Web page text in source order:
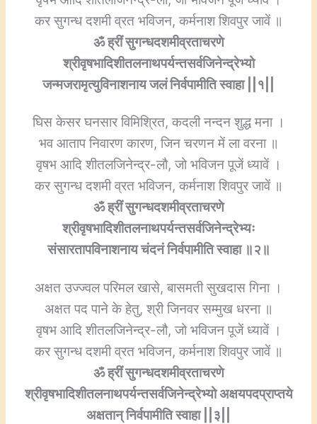
कर सुगन्ध दशमी व्रत भविजन, कर्मनाश शिवपुर जावें ॥
ॐ ह्रीं सुगन्धदशमीव्रताचरणे
श्रीवृषभादिशीतलनाथपर्यन्तसर्वजिनेन्द्रेभ्यो
जन्मजरामृत्युविनाशनाय जलं निर्वपामीति स्वाहा ||१||
घिस केसर घनसार विमिश्रित, कदली नन्दन शुद्ध मना ।
भव आताप निवारण कारण, जिन चरणन में ला वरना ॥
वृषभ आदि शीतलजिनेन्द्र-लौ, जो भविजन पूजें ध्यावें ।
कर सुगन्ध दशमी व्रत भविजन, कर्मनाश शिवपुर जावें ॥
ॐ ह्रीं सुगन्धदशमीव्रताचरणे
श्रीवृषभादिशीतलनाथपर्यन्तसर्वजिनेन्द्रेभ्यः
संसारतापविनाशनाय चंदनं निर्वपामीति स्वाहा ॥२॥
अक्षत उज्ज्वल परिमल खासे, बासमती सुखदास गिना ।
अक्षत पद पाने के हेतु, श्री जिनवर सम्मुख धरना ॥
वृषभ आदि शीतलजिनेन्द्र-लौ, जो भविजन पूजें ध्यावें ।
कर सुगन्ध दशमी व्रत भविजन, कर्मनाश शिवपुर जावें ॥
ॐ ह्रीं सुगन्धदशमीव्रताचरणे
श्रीवृषभादिशीतलनाथपर्यन्तसर्वजिनेन्द्रेभ्यो अक्षयपदप्राप्तये
अक्षतान् निर्वपामीति स्वाहा ||३||